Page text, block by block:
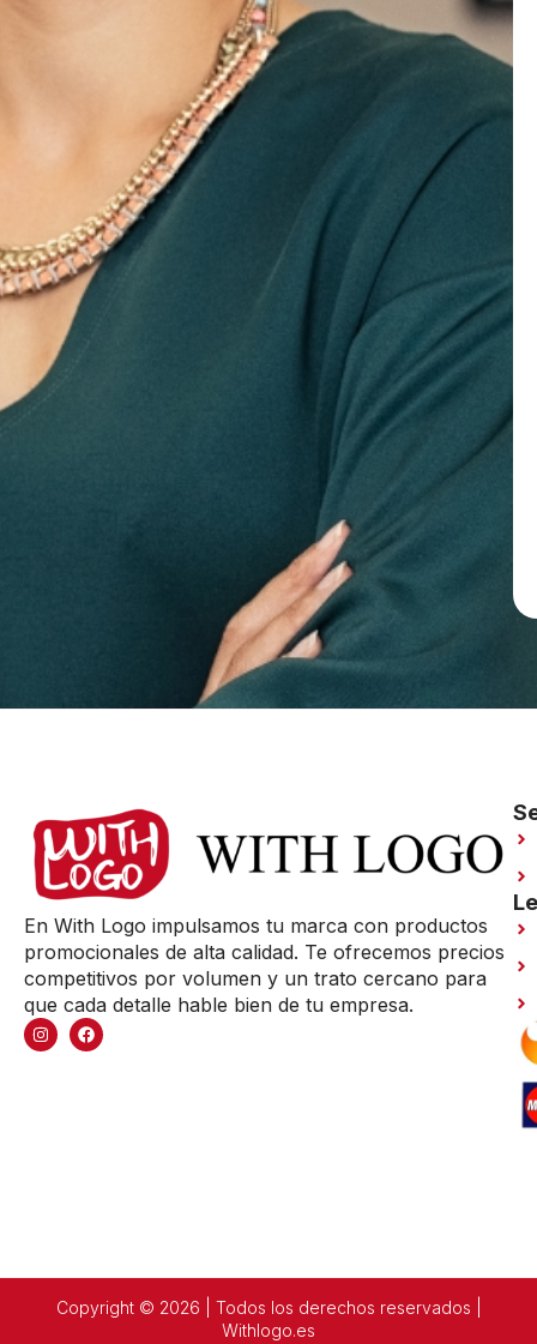
En With Logo impulsamos tu marca con productos
promocionales de alta calidad. Te ofrecemos precios
competitivos por volumen y un trato cercano para
que cada detalle hable bien de tu empresa.
Copyright © 2026 | Todos los derechos reservados |
Withlogo.es